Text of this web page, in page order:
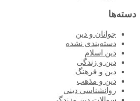
دسته‌ها
جوانان و دین
دسته‌بندی نشده
دین اسلام
دین و زندگی
دین و فرهنگ
دین و مذهب
روانشناسی دینی